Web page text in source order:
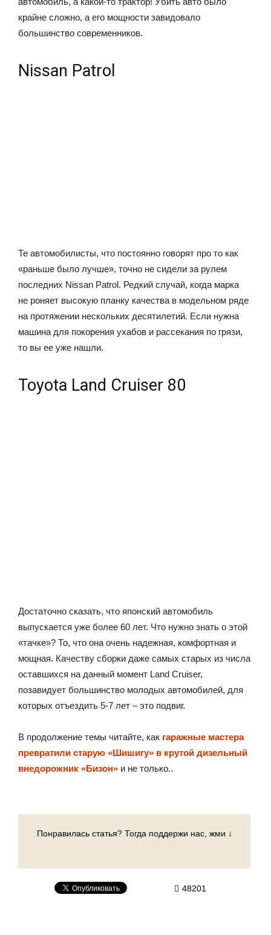
крайне сложно, а его мощности завидовало
большинство современников.
Nissan Patrol
Те автомобилисты, что постоянно говорят про то как
«раньше было лучше», точно не сидели за рулем
последних Nissan Patrol. Редкий случай, когда марка
не роняет высокую планку качества в модельном ряде
на протяжении нескольких десятилетий. Если нужна
машина для покорения ухабов и рассекания по грязи,
то вы ее уже нашли.
Toyota Land Cruiser 80
Достаточно сказать, что японский автомобиль
выпускается уже более 60 лет. Что нужно знать о этой
«тачке»? То, что она очень надежная, комфортная и
мощная. Качеству сборки даже самых старых из числа
оставшихся на данный момент Land Cruiser,
позавидует большинство молодых автомобилей, для
которых отъездить 5-7 лет – это подвиг.
В продолжение темы читайте, как гаражные мастера
превратили старую «Шишигу» в крутой дизельный
внедорожник «Бизон» и не только..
Понравилась статья? Тогда поддержи нас, жми ↓
48201